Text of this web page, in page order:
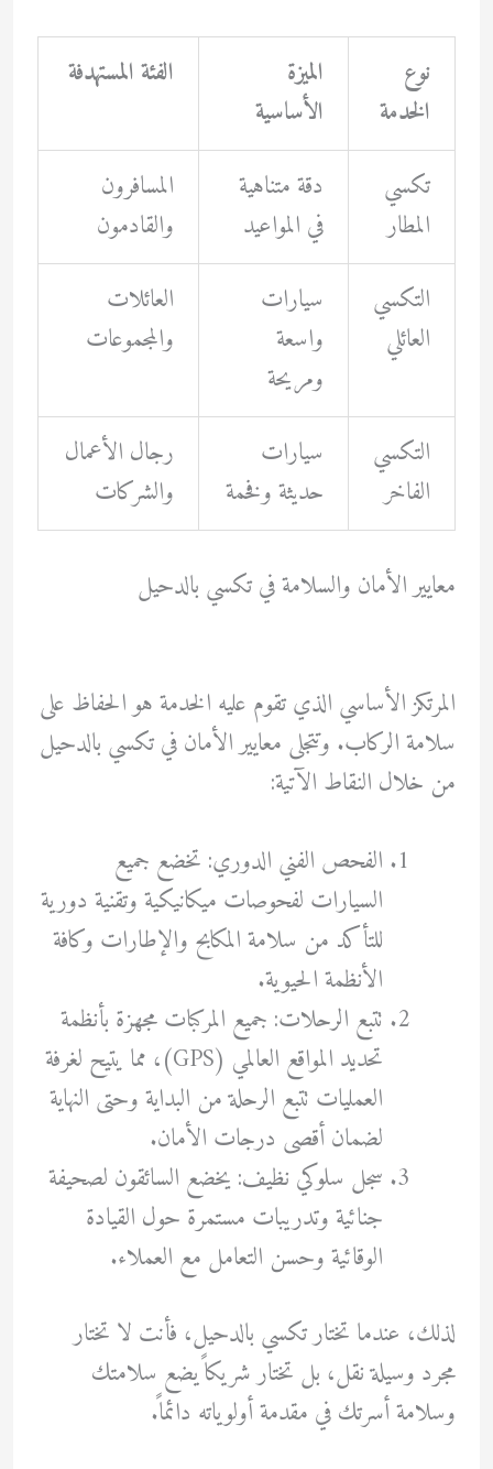
نوع
الخدمة
الميزة
الأساسية
الفئة المستهدفة
تكسي
المطار
دقة متناهية
في المواعيد
المسافرون
والقادمون
التكسي
العائلي
سيارات
واسعة
ومريحة
العائلات
والمجموعات
التكسي
الفاخر
سيارات
حديثة وفخمة
رجال الأعمال
والشركات
معايير الأمان والسلامة في تكسي بالدحيل
المرتكز الأساسي الذي تقوم عليه الخدمة هو الحفاظ على
سلامة الركاب. وتتجلى معايير الأمان في تكسي بالدحيل
من خلال النقاط الآتية:
الفحص الفني الدوري: تخضع جميع
السيارات لفحوصات ميكانيكية وتقنية دورية
للتأكد من سلامة المكابح والإطارات وكافة
الأنظمة الحيوية.
تتبع الرحلات: جميع المركبات مجهزة بأنظمة
تحديد المواقع العالمي (GPS)، مما يتيح لغرفة
العمليات تتبع الرحلة من البداية وحتى النهاية
لضمان أقصى درجات الأمان.
سجل سلوكي نظيف: يخضع السائقون لصحيفة
جنائية وتدريبات مستمرة حول القيادة
الوقائية وحسن التعامل مع العملاء.
لذلك، عندما تختار تكسي بالدحيل، فأنت لا تختار
مجرد وسيلة نقل، بل تختار شريكاً يضع سلامتك
وسلامة أسرتك في مقدمة أولوياته دائماً.